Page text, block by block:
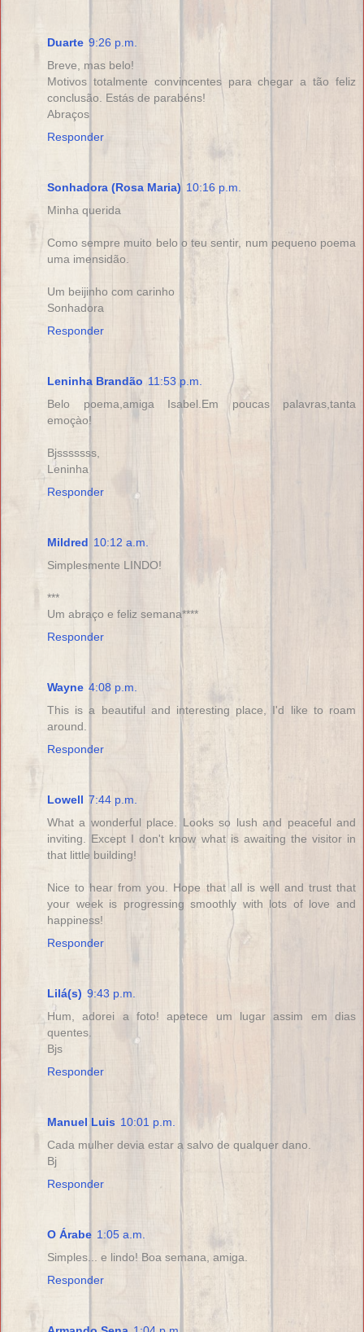
Duarte 9:26 p.m.
Breve, mas belo!
Motivos totalmente convincentes para chegar a tão feliz
conclusão. Estás de parabéns!
Abraços
Responder
Sonhadora (Rosa Maria) 10:16 p.m.
Minha querida
Como sempre muito belo o teu sentir, num pequeno poema
uma imensidão.
Um beijinho com carinho
Sonhadora
Responder
Leninha Brandão 11:53 p.m.
Belo poema,amiga Isabel.Em poucas palavras,tanta
emoçào!
Bjsssssss,
Leninha
Responder
Mildred 10:12 a.m.
Simplesmente LINDO!
***
Um abraço e feliz semana****
Responder
Wayne 4:08 p.m.
This is a beautiful and interesting place, I'd like to roam
around.
Responder
Lowell 7:44 p.m.
What a wonderful place. Looks so lush and peaceful and
inviting. Except I don't know what is awaiting the visitor in
that little building!
Nice to hear from you. Hope that all is well and trust that
your week is progressing smoothly with lots of love and
happiness!
Responder
Lilá(s) 9:43 p.m.
Hum, adorei a foto! apetece um lugar assim em dias
quentes.
Bjs
Responder
Manuel Luis 10:01 p.m.
Cada mulher devia estar a salvo de qualquer dano.
Bj
Responder
O Árabe 1:05 a.m.
Simples... e lindo! Boa semana, amiga.
Responder